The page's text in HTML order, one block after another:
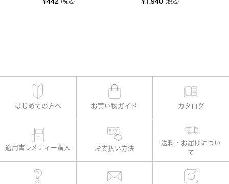
(税込) (税込)
はじめての方へ お買い物ガイド カタログ
適用書レメディー購入 お支払い方法